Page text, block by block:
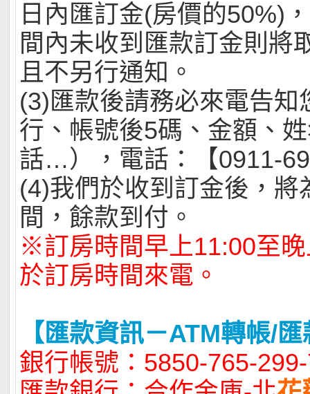
日內匯訂金(房價的50%)
間內未收到匯款訂金則將
且不另行通知。
(3)匯款後請務必來電告知
行、帳號後5碼、金額、
話…），電話：【0911-
(4)我們於收到訂金後，將
間，餘款到付。
※訂房時間早上11:00至
於訂房時間來電。
【匯款資訊－ATM轉帳/
銀行帳號：5850-765-